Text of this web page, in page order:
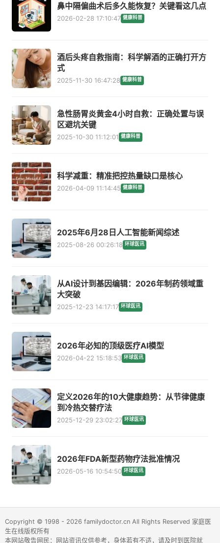
鼻中隔偏曲术后多久能恢复？关键看这几点
2026-02-28 17:10:47 健康科普
酒后头疼自救指南：科学解酒的正确打开方
式
2025-11-30 16:47:28 健康科普
急性肠胃炎黄金4小时自救：正确处置与误
区避坑关键
2025-10-30 11:12:01 健康科普
科学减重：精准把控热量缺口是核心
2026-04-09 11:14:45 健康科普
2025年6月28日人工智能新闻综述
2025-08-26 00:26:18 环球医讯
从AI设计到基因编辑：2026年制药领域重
大突破
2025-12-23 14:17:17 环球医讯
2026年必知的顶级医疗AI模型
2026-04-22 15:18:53 环球医讯
定义2026年的10大健康趋势：从节律健康
到冷热交替疗法
2025-12-29 23:02:27 环球医讯
2026年FDA新型药物疗法批准情况
2026-05-16 10:54:50 环球医讯
Copyright © 1998 - 2026 familydoctor.cn All Rights Reserved 家庭医
生在线版权所有
本网站敬告网民：网站资讯仅供参考，身体若有不适，请及时到医院就